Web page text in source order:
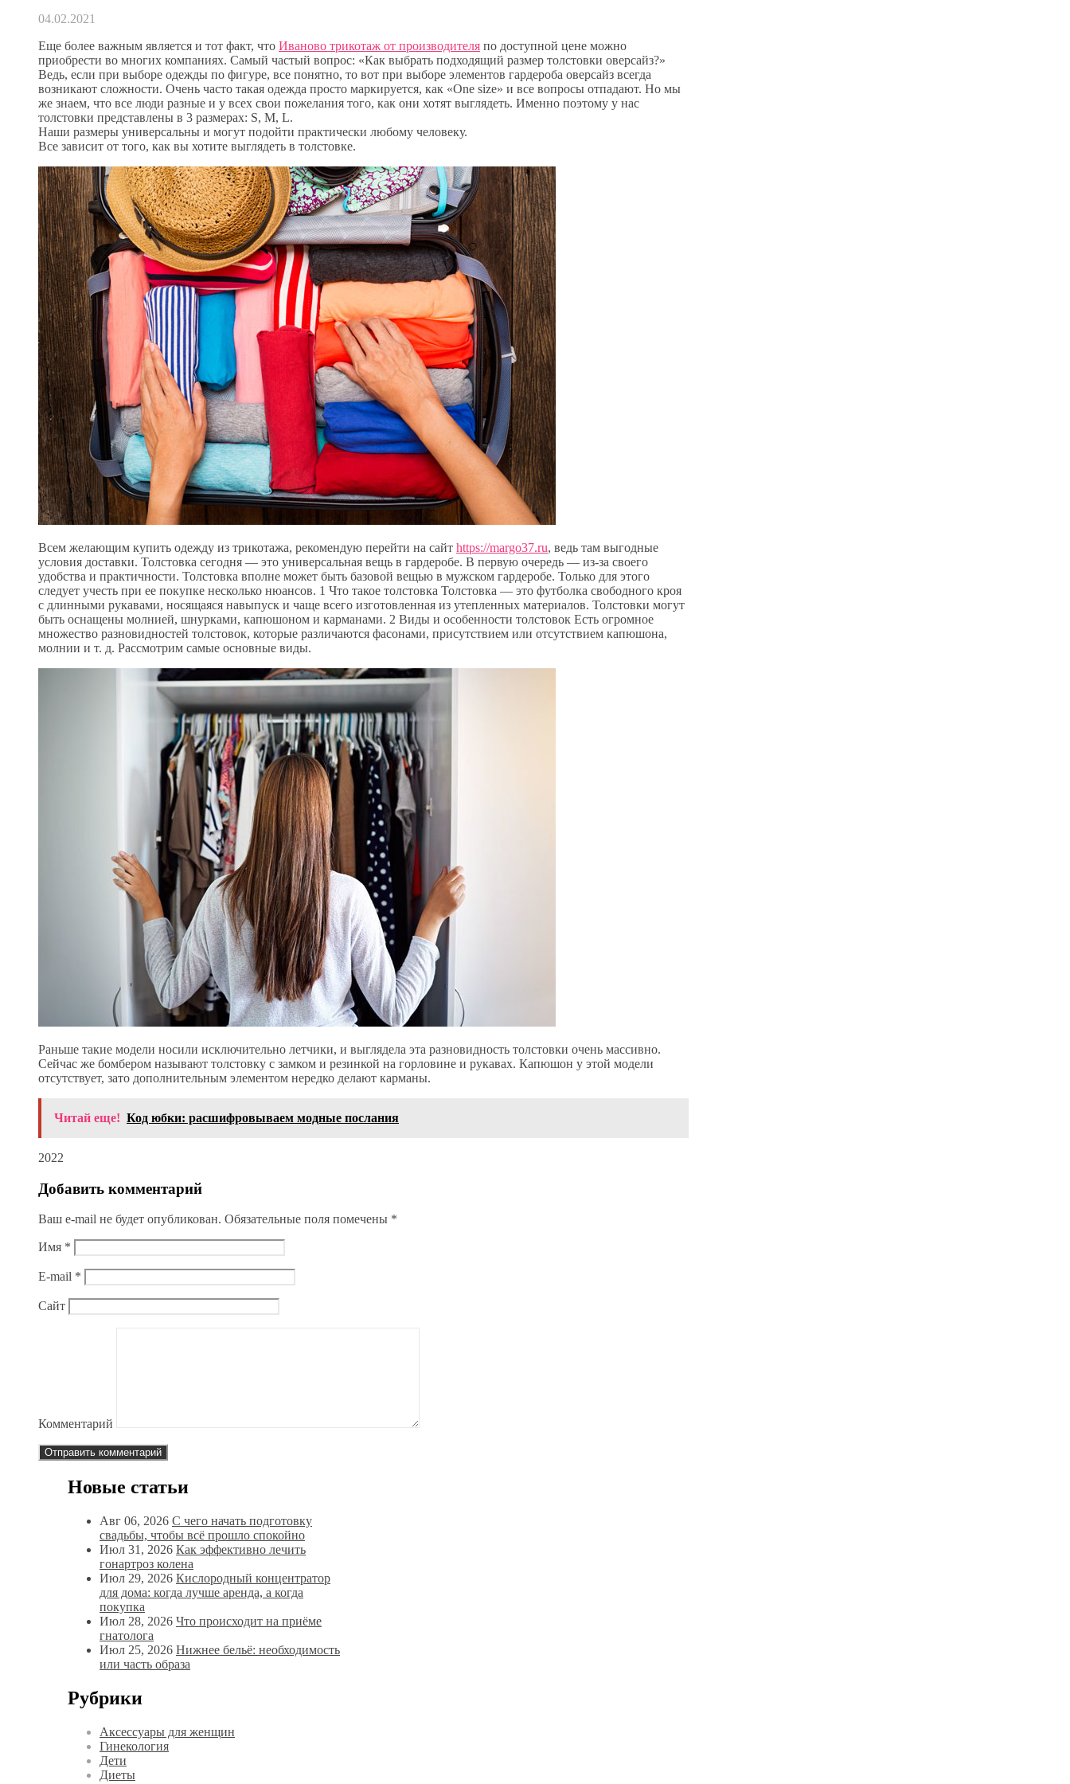
04.02.2021
Еще более важным является и тот факт, что Иваново трикотаж от производителя по доступной цене можно
приобрести во многих компаниях. Самый частый вопрос: «Как выбрать подходящий размер толстовки оверсайз?»
Ведь, если при выборе одежды по фигуре, все понятно, то вот при выборе элементов гардероба оверсайз всегда
возникают сложности. Очень часто такая одежда просто маркируется, как «One size» и все вопросы отпадают. Но мы
же знаем, что все люди разные и у всех свои пожелания того, как они хотят выглядеть. Именно поэтому у нас
толстовки представлены в 3 размерах: S, M, L.
Наши размеры универсальны и могут подойти практически любому человеку.
Все зависит от того, как вы хотите выглядеть в толстовке.
Всем желающим купить одежду из трикотажа, рекомендую перейти на сайт https://margo37.ru, ведь там выгодные
условия доставки. Толстовка сегодня — это универсальная вещь в гардеробе. В первую очередь — из-за своего
удобства и практичности. Толстовка вполне может быть базовой вещью в мужском гардеробе. Только для этого
следует учесть при ее покупке несколько нюансов. 1 Что такое толстовка Толстовка — это футболка свободного кроя
с длинными рукавами, носящаяся навыпуск и чаще всего изготовленная из утепленных материалов. Толстовки могут
быть оснащены молнией, шнурками, капюшоном и карманами. 2 Виды и особенности толстовок Есть огромное
множество разновидностей толстовок, которые различаются фасонами, присутствием или отсутствием капюшона,
молнии и т. д. Рассмотрим самые основные виды.
Раньше такие модели носили исключительно летчики, и выглядела эта разновидность толстовки очень массивно.
Сейчас же бомбером называют толстовку с замком и резинкой на горловине и рукавах. Капюшон у этой модели
отсутствует, зато дополнительным элементом нередко делают карманы.
Читай еще! Код юбки: расшифровываем модные послания
2022
Добавить комментарий
Ваш e-mail не будет опубликован. Обязательные поля помечены *
Имя *
E-mail *
Сайт
Комментарий
Новые статьи
Авг 06, 2026 С чего начать подготовку
свадьбы, чтобы всё прошло спокойно
Июл 31, 2026 Как эффективно лечить
гонартроз колена
Июл 29, 2026 Кислородный концентратор
для дома: когда лучше аренда, а когда
покупка
Июл 28, 2026 Что происходит на приёме
гнатолога
Июл 25, 2026 Нижнее бельё: необходимость
или часть образа
Рубрики
Аксессуары для женщин
Гинекология
Дети
Диеты